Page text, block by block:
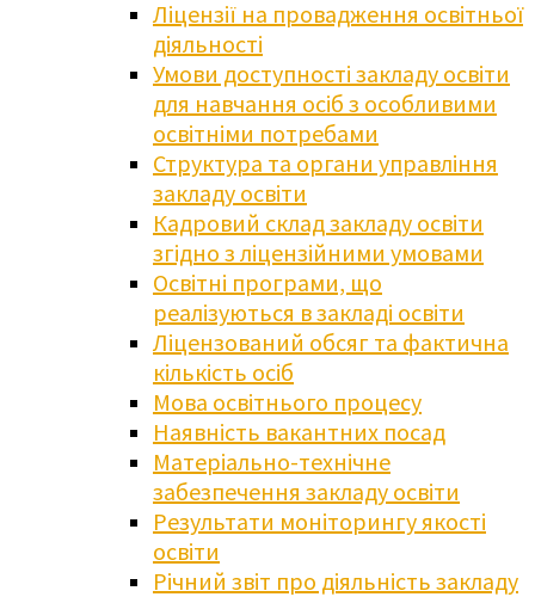
Ліцензії на провадження освітньої
діяльності
Умови доступності закладу освіти
для навчання осіб з особливими
освітніми потребами
Структура та органи управління
закладу освіти
Кадровий склад закладу освіти
згідно з ліцензійними умовами
Освітні програми, що
реалізуються в закладі освіти
Ліцензований обсяг та фактична
кількість осіб
Мова освітнього процесу
Наявність вакантних посад
Матеріально-технічне
забезпечення закладу освіти
Результати моніторингу якості
освіти
Річний звіт про діяльність закладу